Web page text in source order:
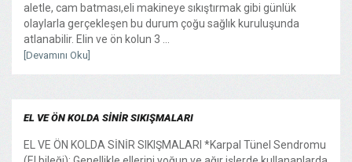
aletle, cam batması,eli makineye sıkıştırmak gibi günlük
olaylarla gerçekleşen bu durum çoğu sağlık kuruluşunda
atlanabilir. Elin ve ön kolun 3 ...
[Devamını Oku]
EL VE ÖN KOLDA SİNİR SIKIŞMALARI
EL VE ÖN KOLDA SİNİR SIKIŞMALARI *Karpal Tünel Sendromu